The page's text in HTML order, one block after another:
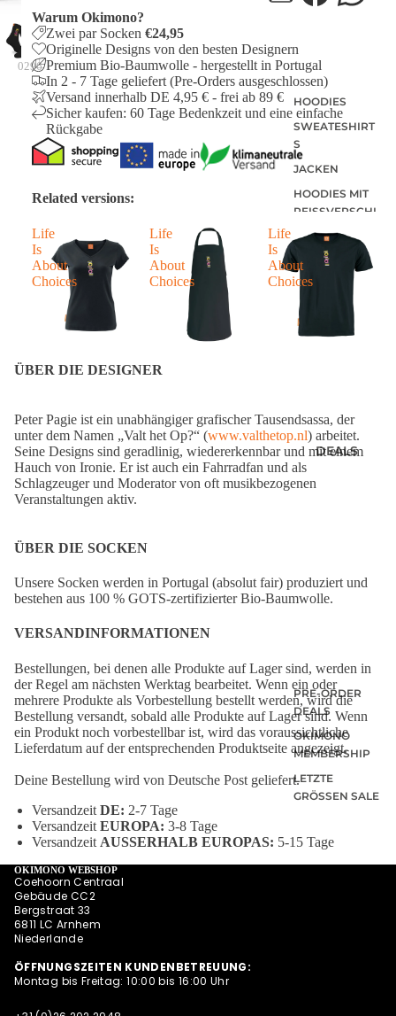
HOODIES
SWEATESHIRT
S
JACKEN
HOODIES MIT
REISSVERSCHLU
LONGSLEEVES
DEALS
PRE-ORDER
DEALS
OKIMONO
MEMBERSHIP
LETZTE
GRÖSSEN SALE
VATER SO DER
0296
Warum Okimono?
Zwei par Socken €24,95
Originelle Designs von den besten Designern
Premium Bio-Baumwolle - hergestellt in Portugal
In 2 - 7 Tage geliefert (Pre-Orders ausgeschlossen)
Versand innerhalb DE 4,95 € - frei ab 89 €
Sicher kaufen: 60 Tage Bedenkzeit und eine einfache
Rückgabe
Related versions:
Life
Is
About
Choices
Life
Is
About
Choices
Life
Is
About
Choices
ÜBER DIE DESIGNER
Peter Pagie ist ein unabhängiger grafischer Tausendsassa, der
unter dem Namen „Valt het Op?“ (www.valthetop.nl) arbeitet.
Seine Designs sind geradlinig, wiedererkennbar und mit einem
Hauch von Ironie. Er ist auch ein Fahrradfan und als
Schlagzeuger und Moderator von oft musikbezogenen
Veranstaltungen aktiv.
ÜBER DIE SOCKEN
Unsere Socken werden in Portugal (absolut fair) produziert und
bestehen aus 100 % GOTS-zertifizierter Bio-Baumwolle.
VERSANDINFORMATIONEN
Bestellungen, bei denen alle Produkte auf Lager sind, werden in
der Regel am nächsten Werktag bearbeitet. Wenn ein oder
mehrere Produkte als Vorbestellung bestellt werden, wird die
Bestellung versandt, sobald alle Produkte auf Lager sind. Wenn
ein Produkt noch vorbestellbar ist, wird das voraussichtliche
Lieferdatum auf der entsprechenden Produktseite angezeigt.
Deine Bestellung wird von Deutsche Post geliefert.
Versandzeit DE: 2-7 Tage
Versandzeit EUROPA: 3-8 Tage
Versandzeit AUSSERHALB EUROPAS: 5-15 Tage
OKIMONO WEBSHOP
Coehoorn Centraal
Gebäude CC2
Bergstraat 33
6811 LC Arnhem
Niederlande
ÖFFNUNGSZEITEN KUNDENBETREUUNG:
Montag bis Freitag: 10:00 bis 16:00 Uhr